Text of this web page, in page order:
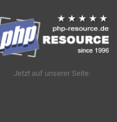
Jetzt auf unserer Seite: